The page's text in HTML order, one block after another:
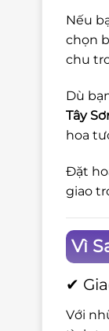
Nếu
chọn
chu
Dù
Tây
hoa
Đặt
giao
Vì
✔
Với